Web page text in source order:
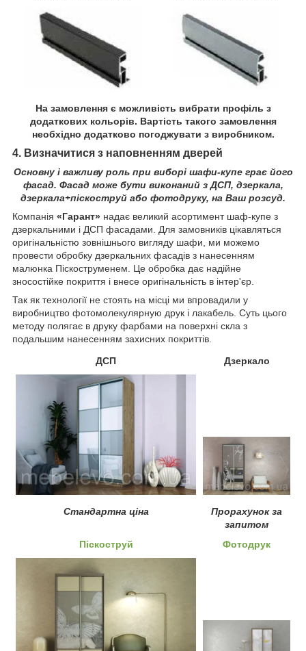
На замовлення є можливість вибрати профіль з
додаткових кольорів. Вартість такого замовлення
необхідно додатково погоджувати з виробником.
4. Визначитися з наповненням дверей
Основну і важливу роль при виборі шафи-купе грає його
фасад. Фасад може бути виконаний з ДСП, дзеркала,
дзеркала+піскоструй або фотодруку, на Ваш розсуд.
Компанія «Гарант» надає великий асортимент шаф-купе з
дзеркальними і ДСП фасадами. Для замовників цікавляться
оригінальністю зовнішнього вигляду шафи, ми можемо
провести обробку дзеркальних фасадів з нанесенням
малюнка Піскоструменем. Це обробка дає надійне
зносостійке покриття і внесе оригінальність в інтер'єр.
Так як технології не стоять на місці ми впровадили у
виробництво фотомолекулярную друк і лакабель. Суть цього
методу полягає в друку фарбами на поверхні скла з
подальшим нанесенням захисних покриттів.
ДСП
Дзеркало
Стандартна ціна
Прорахунок за
запитом
Піскоструй
Фотодрук